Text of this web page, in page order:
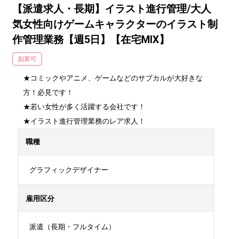
【派遣求人・長期】イラスト進行管理/大人
気女性向けゲームキャラクターのイラスト制
作管理業務【週5日】【在宅MIX】
副業可
★コミックやアニメ、ゲームなどのサブカルが大好きな
方！必見です！
★若い女性が多く活躍する会社です！
★イラスト進行管理業務のレア求人！
職種
グラフィックデザイナー
雇用区分
派遣（長期・フルタイム）